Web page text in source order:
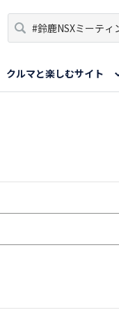
クルマと楽しむサイト